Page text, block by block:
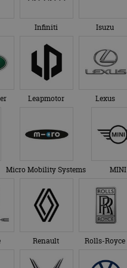
Infiniti Isuzu
Leapmotor Lexus
Micro Mobility Systems MINI
Renault Rolls-Royce